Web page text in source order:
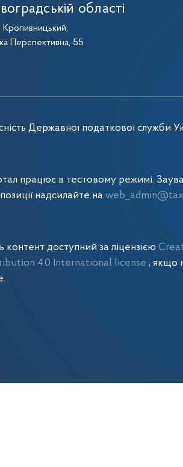
області
Перспективна, 55
Державної податкової служби
працює в тестовому режимі.
надсилайте на
контент доступний за ліцензією
4.0 International license , якщо